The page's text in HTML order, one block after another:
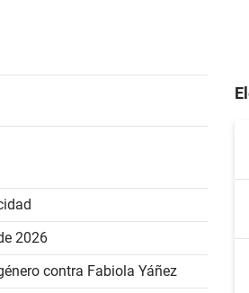
2026
contra Fabiola Yáñez